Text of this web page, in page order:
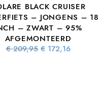
BLACK CRUISER
– JONGENS – 18
– ZWART – 95%
AFGEMONTEERD
€209,95 Oorspronkelijke
prijs was:
€ 172,16